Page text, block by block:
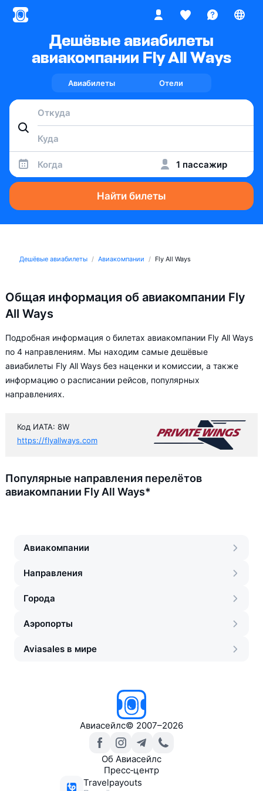
Дешёвые авиабилеты
авиакомпании Fly All Ways
Авиабилеты Отели
Когда 1 пассажир
Найти билеты
Дешёвые авиабилеты Авиакомпании Fly All Ways
Общая информация об авиакомпании Fly
All Ways
Подробная информация о билетах авиакомпании Fly All Ways
по 4 направлениям. Мы находим самые дешёвые
авиабилеты Fly All Ways без наценки и комиссии, а также
информацию о расписании рейсов, популярных
направлениях.
Код ИАТА: 8W
https://flyallways.com
Популярные направления перелётов
авиакомпании Fly All Ways*
Авиакомпании
Направления
Города
Аэропорты
Aviasales в мире
Авиасейлс© 2007–2026
Об Авиасейлс
Пресс‑центр
Travelpayouts